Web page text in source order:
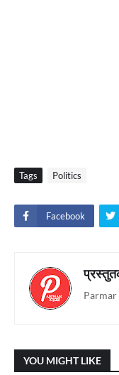
Tags Politics
Facebook
Parmar
YOU MIGHT LIKE